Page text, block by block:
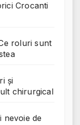
Crocanti
roluri sunt
și
chirurgical
nevoie de